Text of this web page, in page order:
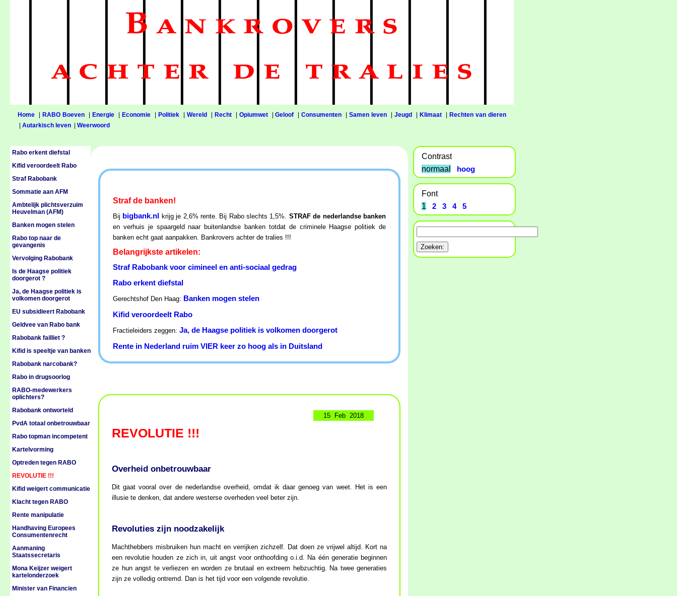
Home RABO Boeven| Energie| Economie| Politiek| Wereld Recht| Opiumwet|Geloof |Consumenten |Samen leven |Jeugd Klimaat
Rechten van dieren
Autarkisch leven Weerwoord
Straf de banken!
Bij bigbank.nl krijg je 2,6% rente. Bij Rabo slechts 1,5%. STRAF de nederlandse banken
en verhuis je spaargeld naar buitenlandse banken totdat de criminele Haagse politiek de
banken echt gaat aanpakken. Bankrovers achter de tralies !!!
Belangrijkste artikelen:
Straf Rabobank voor cimineel en anti-sociaal gedrag
Rabo erkent diefstal
Gerechtshof Den Haag: Banken mogen stelen
Kifid veroordeelt Rabo
Fractieleiders zeggen: Ja, de Haagse politiek is volkomen doorgerot
Rente in Nederland ruim VIER keer zo hoog als in Duitsland
15 Feb 2018
REVOLUTIE !!!
Overheid onbetrouwbaar
Dit gaat vooral over de nederlandse overheid, omdat ik daar genoeg van weet. Het is een
illusie te denken, dat andere westerse overheden veel beter zijn.
Revoluties zijn noodzakelijk
Machthebbers misbruiken hun macht en verrijken zichzelf. Dat doen ze vrijwel altijd. Kort na
een revolutie houden ze zich in, uit angst voor onthoofding o.i.d. Na één generatie beginnen
ze hun angst te verliezen en worden ze brutaal en extreem hebzuchtig. Na twee generaties
zijn ze volledig ontremd. Dan is het tijd voor een volgende revolutie.
Rabo erkent diefstal
Kifid veroordeelt Rabo
Straf Rabobank
Sommatie aan AFM
Ambtelijk plichtsverzuim
Heuvelman (AFM)
Banken mogen stelen
Rabo top naar de
gevangenis
Vervolging Rabobank
Is de Haagse politiek
doorgerot ?
Ja, de Haagse politiek is
volkomen doorgerot
EU subsidieert Rabobank
Geldvee van Rabo bank
Rabobank failliet ?
Kifid is speeltje van banken
Rabobank narcobank?
Rabo in drugsoorlog
RABO-medewerkers
oplichters?
Rabobank ontworteld
PvdA totaal onbetrouwbaar
Rabo topman incompetent
Kartelvorming
Optreden tegen RABO
REVOLUTIE !!!
Kifid weigert communicatie
Klacht tegen RABO
Rente manipulatie
Handhaving Europees
Consumentenrecht
Aanmaning
Staatssecretaris
Mona Keijzer weigert
kartelonderzoek
Minister van Financien
Contrast
normaal
hoog
Font
1
2 3 4 5